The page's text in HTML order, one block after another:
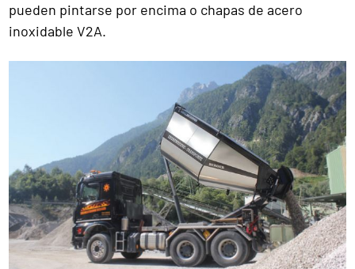
pueden pintarse por encima o chapas de acero
inoxidable V2A.